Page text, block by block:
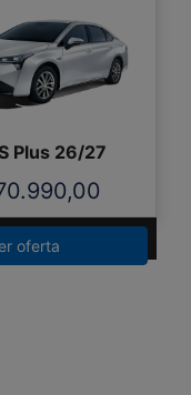
Plus 26/27
oferta